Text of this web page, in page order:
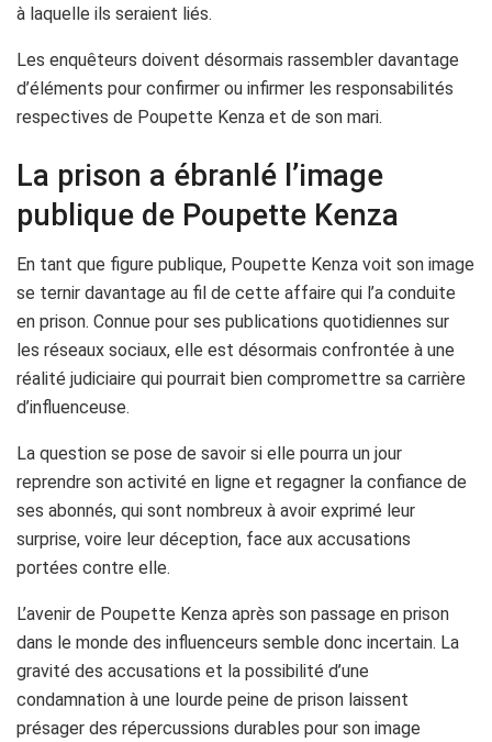
à laquelle ils seraient liés.
Les enquêteurs doivent désormais rassembler davantage
d’éléments pour confirmer ou infirmer les responsabilités
respectives de Poupette Kenza et de son mari.
La prison a ébranlé l’image
publique de Poupette Kenza
En tant que figure publique, Poupette Kenza voit son image
se ternir davantage au fil de cette affaire qui l’a conduite
en prison. Connue pour ses publications quotidiennes sur
les réseaux sociaux, elle est désormais confrontée à une
réalité judiciaire qui pourrait bien compromettre sa carrière
d’influenceuse.
La question se pose de savoir si elle pourra un jour
reprendre son activité en ligne et regagner la confiance de
ses abonnés, qui sont nombreux à avoir exprimé leur
surprise, voire leur déception, face aux accusations
portées contre elle.
L’avenir de Poupette Kenza après son passage en prison
dans le monde des influenceurs semble donc incertain. La
gravité des accusations et la possibilité d’une
condamnation à une lourde peine de prison laissent
présager des répercussions durables pour son image